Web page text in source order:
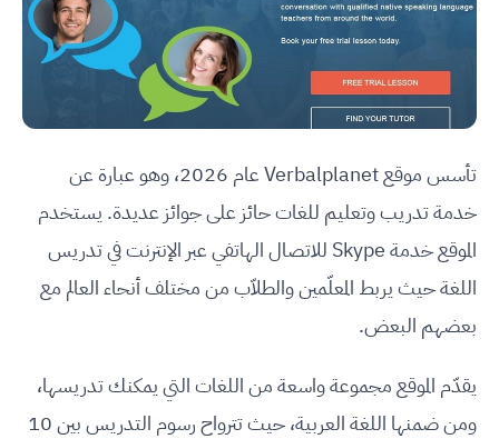
تأسس موقع Verbalplanet عام 2026، وهو عبارة عن
خدمة تدريب وتعليم للغات حائز على جوائز عديدة. يستخدم
الموقع خدمة Skype للاتصال الهاتفي عبر الإنترنت في تدريس
اللغة حيث يربط المعلّمين والطلاّب من مختلف أنحاء العالم مع
بعضهم البعض.
يقدّم الموقع مجموعة واسعة من اللغات التي يمكنك تدريسها،
ومن ضمنها اللغة العربية، حيث تترواح رسوم التدريس بين 10